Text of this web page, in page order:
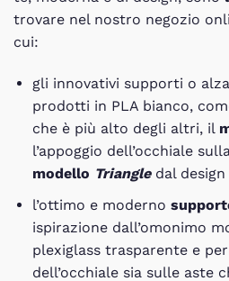
trovare nel nostro negozio
cui:
gli innovativi supporti o
prodotti in PLA bianco,
che è più alto degli altri, il
l’appoggio dell’occhiale
modello Triangledal design
l’ottimo e moderno
ispirazione dall’omonimo
plexiglass trasparente e
dell’occhiale sia sulle aste